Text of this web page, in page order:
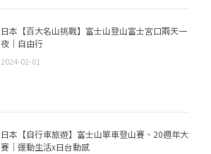
日本【百大名山挑戰】富士山登山富士宮口兩天一
夜｜自由行
2024-02-01
日本【自行車旅遊】富士山單車登山賽、20週年大
賽｜運動生活x日台動感